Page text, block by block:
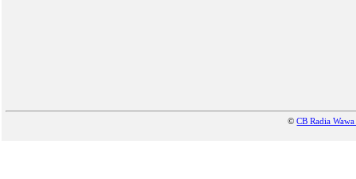
©CB Radia